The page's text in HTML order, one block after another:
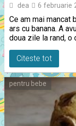
dea 6 februarie
Ce am mai mancat
ars cu banana. A
doua zile la rand, o
Citeste tot
pentru bebe